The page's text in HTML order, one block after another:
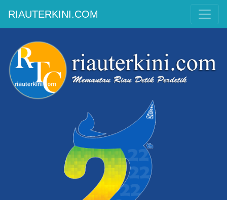
RIAUTERKINI.COM